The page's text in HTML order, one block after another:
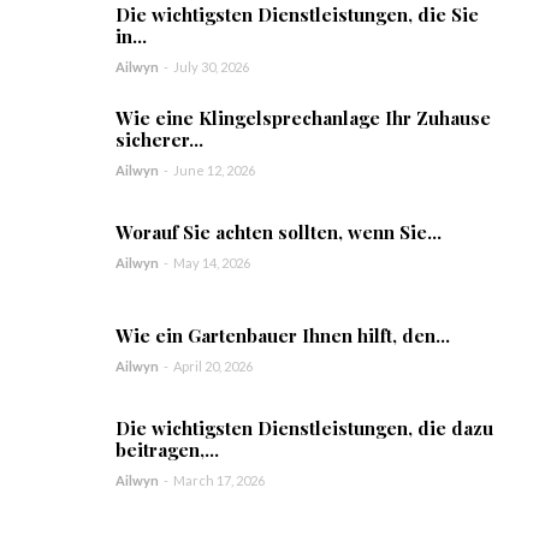
Die wichtigsten Dienstleistungen, die Sie
in...
Ailwyn - July 30, 2026
Wie eine Klingelsprechanlage Ihr Zuhause
sicherer...
Ailwyn - June 12, 2026
Worauf Sie achten sollten, wenn Sie...
Ailwyn - May 14, 2026
Wie ein Gartenbauer Ihnen hilft, den...
Ailwyn - April 20, 2026
Die wichtigsten Dienstleistungen, die dazu
beitragen,...
Ailwyn - March 17, 2026